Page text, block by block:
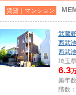
賃貸｜マンション
武蔵
西武
西武
埼玉県
6.3
築年
階数